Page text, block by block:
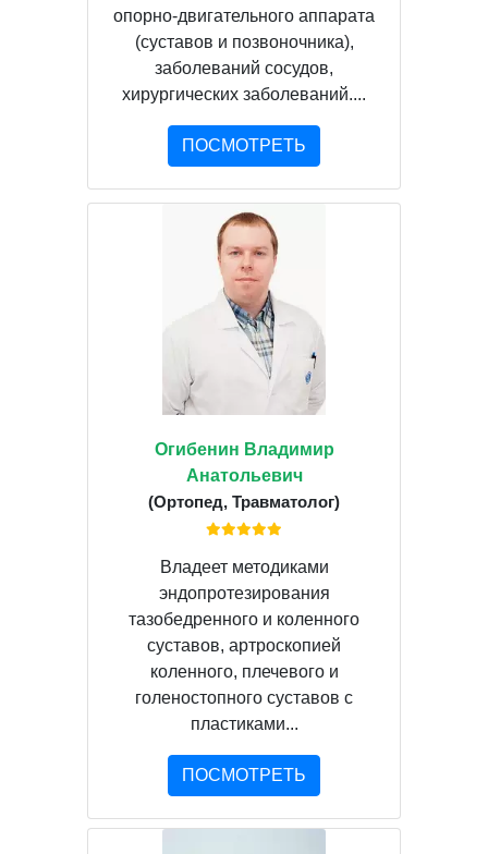
опорно-двигательного аппарата
(суставов и позвоночника),
заболеваний сосудов,
хирургических заболеваний....
ПОСМОТРЕТЬ
Огибенин Владимир
Анатольевич
(Ортопед, Травматолог)
Владеет методиками
эндопротезирования
тазобедренного и коленного
суставов, артроскопией
коленного, плечевого и
голеностопного суставов с
пластиками...
ПОСМОТРЕТЬ